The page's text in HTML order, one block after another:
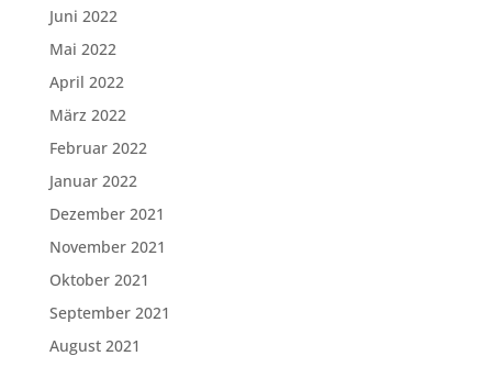
Juni 2022
Mai 2022
April 2022
März 2022
Februar 2022
Januar 2022
Dezember 2021
November 2021
Oktober 2021
September 2021
August 2021